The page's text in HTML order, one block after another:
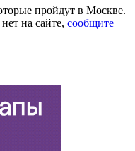
пройдут в Москве.
на сайте, сообщите